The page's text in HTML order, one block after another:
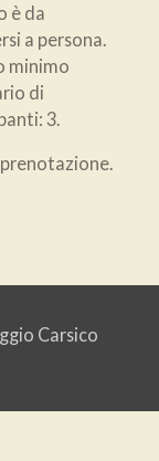
è da
a persona.
minimo
di
3.
Carsico